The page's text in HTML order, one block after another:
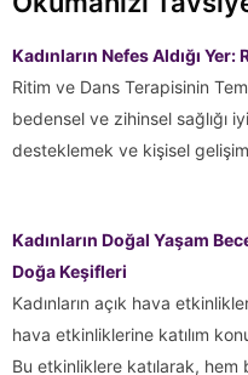
Kadınların Nefes Aldığı
Ritim ve Dans Terapisinin
bedensel ve zihinsel sağlığı
desteklemek ve kişisel
Kadınların Doğal Yaşam
Doğa Keşifleri
Kadınların açık hava
hava etkinliklerine katılım
Bu etkinliklere katılarak,